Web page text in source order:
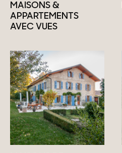
MAISONS &
APPARTEMENTS
AVEC VUES